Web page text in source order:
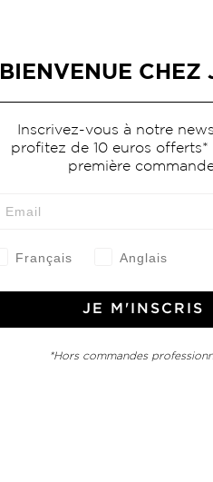
BIENVENUE CHEZ
Inscrivez-vous à notre
profitez de 10 euros offerts*
première
Français Anglais
JE M'INSCRIS
*Hors commandes